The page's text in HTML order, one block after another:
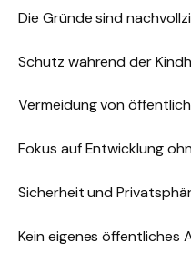
Die Gründe sind
Schutz während der
Vermeidung von
Fokus auf Entwicklung
Sicherheit und
Kein eigenes öffentliches